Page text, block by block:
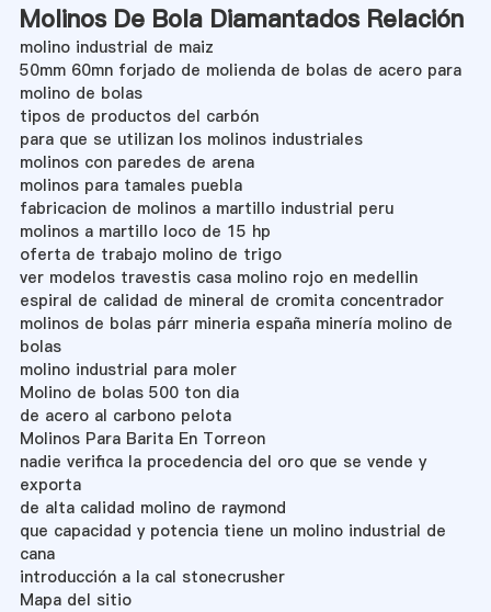
Molinos De Bola Diamantados Relación
molino industrial de maiz
50mm 60mn forjado de molienda de bolas de acero para
molino de bolas
tipos de productos del carbón
para que se utilizan los molinos industriales
molinos con paredes de arena
molinos para tamales puebla
fabricacion de molinos a martillo industrial peru
molinos a martillo loco de 15 hp
oferta de trabajo molino de trigo
ver modelos travestis casa molino rojo en medellin
espiral de calidad de mineral de cromita concentrador
molinos de bolas párr mineria españa minería molino de
bolas
molino industrial para moler
Molino de bolas 500 ton dia
de acero al carbono pelota
Molinos Para Barita En Torreon
nadie verifica la procedencia del oro que se vende y
exporta
de alta calidad molino de raymond
que capacidad y potencia tiene un molino industrial de
cana
introducción a la cal stonecrusher
Mapa del sitio